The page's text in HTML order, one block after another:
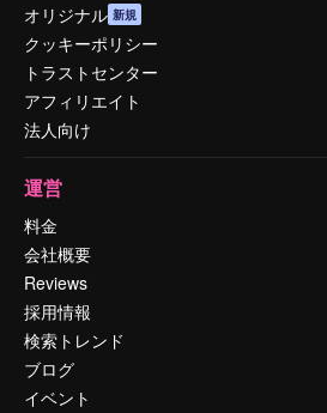
オリジナル 新規
クッキーポリシー
トラストセンター
アフィリエイト
法人向け
運営
料金
会社概要
Reviews
採用情報
検索トレンド
ブログ
イベント